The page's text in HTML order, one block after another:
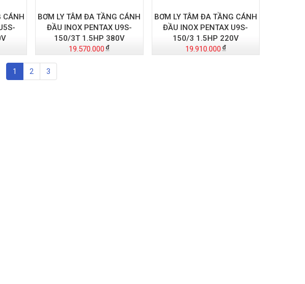
CÁNH
BƠM LY TÂM ĐA TẦNG CÁNH
ĐẦU INOX PENTAX U9S-
150/3T 1.5HP 380V
19.570.000
BƠM LY TÂM ĐA TẦNG CÁNH
ĐẦU INOX PENTAX U9S-
150/3 1.5HP 220V
19.910.000
1 2 3